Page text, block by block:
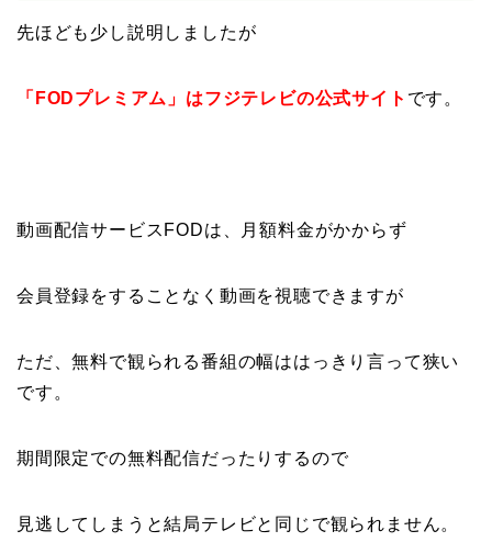
先ほども少し説明しましたが
「FODプレミアム」はフジテレビの公式サイト です。
動画配信サービスFODは、月額料金がかからず
会員登録をすることなく動画を視聴できますが
ただ、無料で観られる番組の幅ははっきり言って狭い
です。
期間限定での無料配信だったりするので
見逃してしまうと結局テレビと同じで観られません。